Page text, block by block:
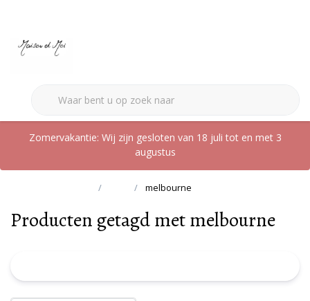
Zomervakantie: Wij zijn gesloten van 18 juli tot en met 3
augustus
melbourne
Producten getagd met melbourne